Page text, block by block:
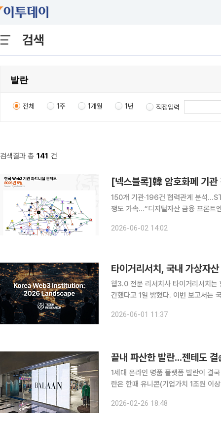
검색
전체 1주 1개월 1년 직접입력
검색결과 총 141 건
[넥스블록]韓 암호화폐 기관
150개 기관·196건 협력관계 분석
쟁도 가속…“디지털자산 금융 프론트
기관들의 암호화폐 시장 진출 총정리
2026-06-02 14:02
웹3.0 전문 리서치사 타이거리서치는
간했다고 1일 밝혔다. 이번 보고서는 국내 150개 기관과 196건의 협력 관계를 추적해 분석했다. 타
2026-06-01 11:37
끝내 파산한 발란...젠테도 결
1세대 온라인 명품 플랫폼 발란이 결
란은 한때 유니콘(기업가치 1조원 이
2026-02-26 18:48